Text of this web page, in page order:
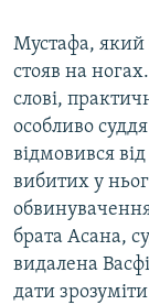
Мустафа, який
стояв на
слові,
особливо
відмовився
вибитих у
брата Асана,
видалена
дати